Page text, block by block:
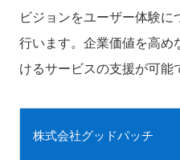
ビジョンをユーザー体験
行います。企業価値を高め
けるサービスの支援が可能
株式会社グッドパッチ